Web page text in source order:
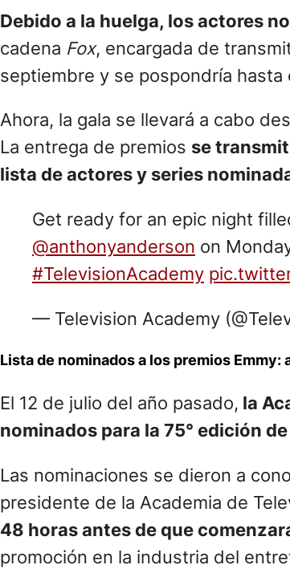
Debido a la huelga, los actores
cadena Fox, encargada de
septiembre y se pospondría hasta
Ahora, la gala se llevará a cabo
La entrega de premios se
lista de actores y series
Get ready for an epic night
@anthonyanderson on
#TelevisionAcademy
— Television Academy
Lista de nominados a los premios
El 12 de julio del año pasado, la
nominados para la 75° edición
Las nominaciones se dieron a
presidente de la Academia de
48 horas antes de que
promoción en la industria del